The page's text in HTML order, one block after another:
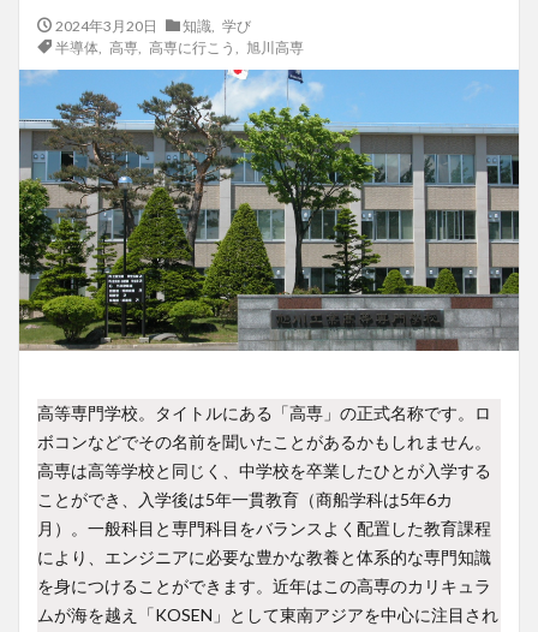
2024年3月20日 知識
学び
半導体
高専, 高専に行こう 旭川高専
高等専門学校。タイトルにある「高専」の正式名称です。ロ
ボコンなどでその名前を聞いたことがあるかもしれません。
高専は高等学校と同じく、中学校を卒業したひとが入学する
ことができ、入学後は5年一貫教育（商船学科は5年6カ
月）。一般科目と専門科目をバランスよく配置した教育課程
により、エンジニアに必要な豊かな教養と体系的な専門知識
を身につけることができます。近年はこの高専のカリキュラ
ムが海を越え「KOSEN」として東南アジアを中心に注目され